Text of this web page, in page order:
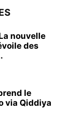
nouvelle
des
le
via Qiddiya